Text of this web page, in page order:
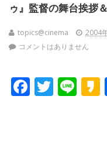
ゥ』監督の舞台挨拶
topics@cinema 2004
コメントはありません
F T Li